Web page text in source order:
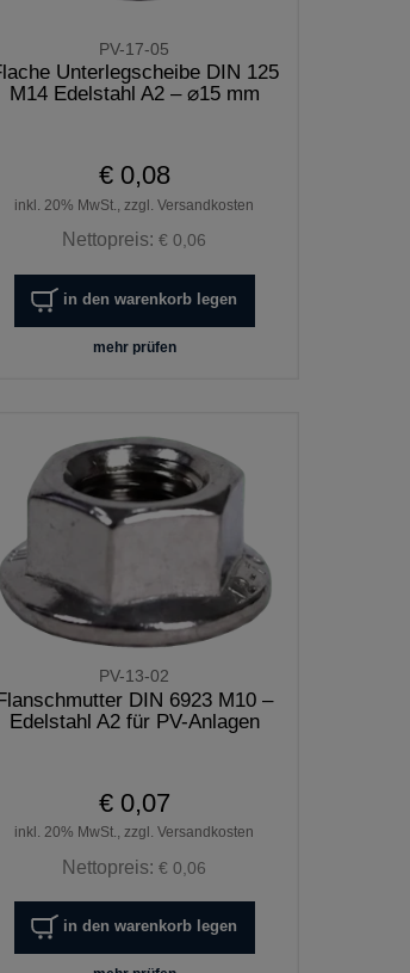
PV-17-05
Unterlegscheibe DIN 125
M14 Edelstahl A2 – ⌀15 mm
€ 0,08
inkl. 20% MwSt., zzgl. Versandkosten
Nettopreis:€ 0,06
in den warenkorb legen
mehr prüfen
PV-13-02
DIN 6923 M10 –
Edelstahl A2 für PV-Anlagen
€ 0,07
inkl. 20% MwSt., zzgl. Versandkosten
Nettopreis:€ 0,06
in den warenkorb legen